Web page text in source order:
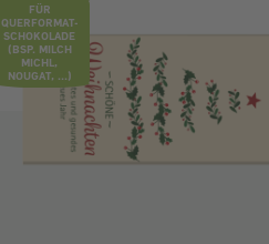
FÜR
QUERFORMAT-
SCHOKOLADE
(BSP. MILCH
MICHL,
NOUGAT, ...)